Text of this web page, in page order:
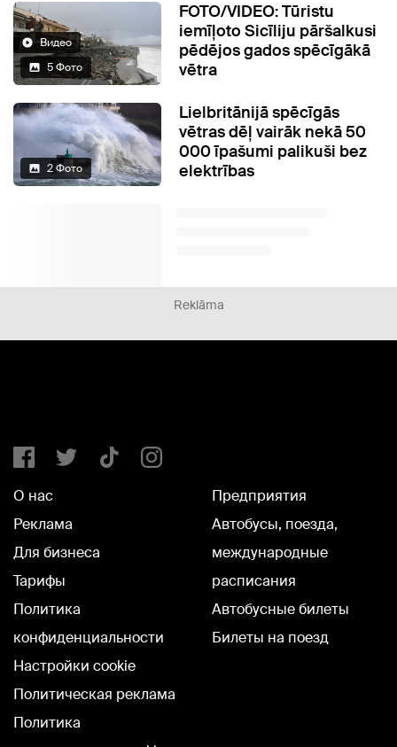
Видео
5 Фото
FOTO/VIDEO: Tūristu
iemīļoto Sicīliju pāršalkusi
pēdējos gados spēcīgākā
vētra
2 Фото
Lielbritānijā spēcīgās
vētras dēļ vairāk nekā 50
000 īpašumi palikuši bez
elektrības
Reklāma
О нас
Реклама
Для бизнеса
Тарифы
Политика
конфиденциальности
Настройки cookie
Политическая реклама
Политика
Предприятия
Автобусы, поезда,
международные
расписания
Автобусные билеты
Билеты на поезд